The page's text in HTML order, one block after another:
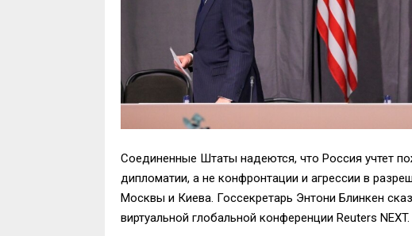
Соединенные Штаты надеются, что Россия учтет
дипломатии, а не конфронтации и агрессии в
Москвы и Киева. Госсекретарь Энтони Блинкен
виртуальной глобальной конференции Reuters NEXT.